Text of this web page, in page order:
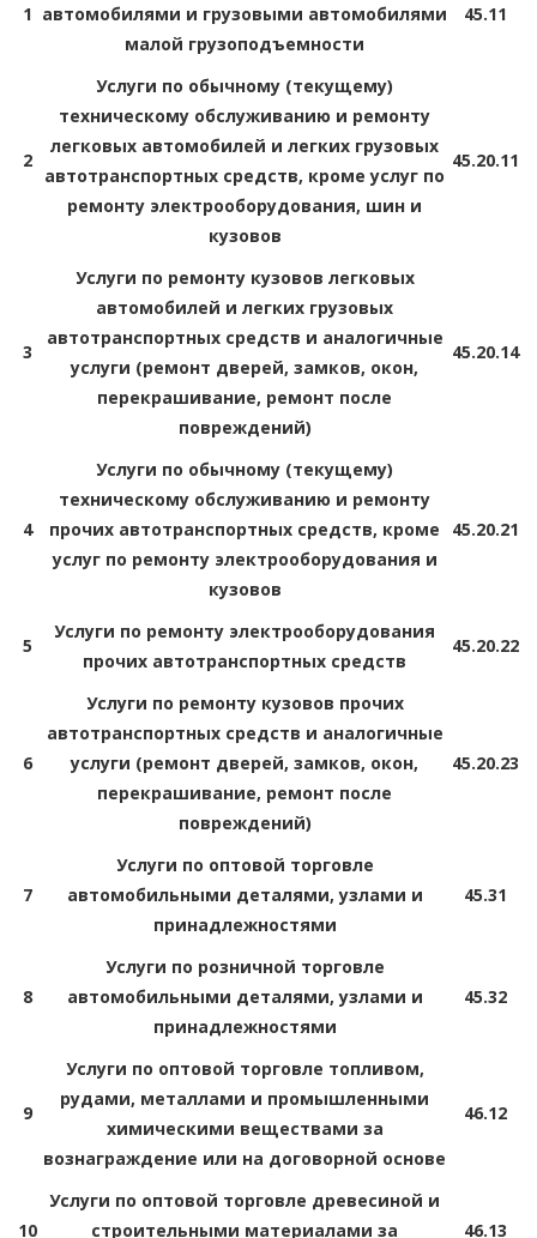
1 автомобилями и грузовыми автомобилями
малой грузоподъемности
45.11
2
Услуги по обычному (текущему)
техническому обслуживанию и ремонту
легковых автомобилей и легких грузовых
автотранспортных средств, кроме услуг по
ремонту электрооборудования, шин и
кузовов
45.20.11
3
Услуги по ремонту кузовов легковых
автомобилей и легких грузовых
автотранспортных средств и аналогичные
услуги (ремонт дверей, замков, окон,
перекрашивание, ремонт после
повреждений)
45.20.14
4
Услуги по обычному (текущему)
техническому обслуживанию и ремонту
прочих автотранспортных средств, кроме
услуг по ремонту электрооборудования и
кузовов
45.20.21
5
Услуги по ремонту электрооборудования
прочих автотранспортных средств
45.20.22
6
Услуги по ремонту кузовов прочих
автотранспортных средств и аналогичные
услуги (ремонт дверей, замков, окон,
перекрашивание, ремонт после
повреждений)
45.20.23
7
Услуги по оптовой торговле
автомобильными деталями, узлами и
принадлежностями
45.31
8
Услуги по розничной торговле
автомобильными деталями, узлами и
принадлежностями
45.32
9
Услуги по оптовой торговле топливом,
рудами, металлами и промышленными
химическими веществами за
вознаграждение или на договорной основе
46.12
10
Услуги по оптовой торговле древесиной и
строительными материалами за
46.13